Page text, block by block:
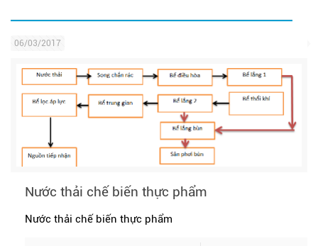
06/03/2017
Nước thải chế biến thực phẩm
Nước thải chế biến thực phẩm